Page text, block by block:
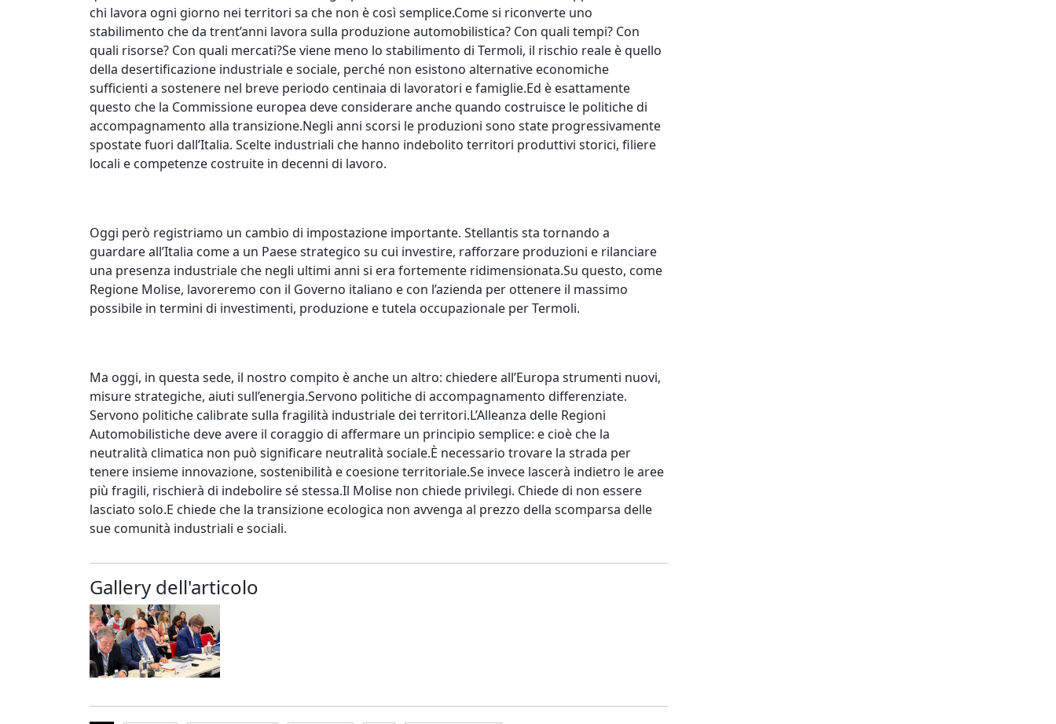
chi lavora ogni giorno nei territori sa che non è così semplice.Come si riconverte uno
stabilimento che da trent’anni lavora sulla produzione automobilistica? Con quali tempi? Con
quali risorse? Con quali mercati?Se viene meno lo stabilimento di Termoli, il rischio reale è quello
della desertificazione industriale e sociale, perché non esistono alternative economiche
sufficienti a sostenere nel breve periodo centinaia di lavoratori e famiglie.Ed è esattamente
questo che la Commissione europea deve considerare anche quando costruisce le politiche di
accompagnamento alla transizione.Negli anni scorsi le produzioni sono state progressivamente
spostate fuori dall’Italia. Scelte industriali che hanno indebolito territori produttivi storici, filiere
locali e competenze costruite in decenni di lavoro.
Oggi però registriamo un cambio di impostazione importante. Stellantis sta tornando a
guardare all’Italia come a un Paese strategico su cui investire, rafforzare produzioni e rilanciare
una presenza industriale che negli ultimi anni si era fortemente ridimensionata.Su questo, come
Regione Molise, lavoreremo con il Governo italiano e con l’azienda per ottenere il massimo
possibile in termini di investimenti, produzione e tutela occupazionale per Termoli.
Ma oggi, in questa sede, il nostro compito è anche un altro: chiedere all’Europa strumenti nuovi,
misure strategiche, aiuti sull’energia.Servono politiche di accompagnamento differenziate.
Servono politiche calibrate sulla fragilità industriale dei territori.L’Alleanza delle Regioni
Automobilistiche deve avere il coraggio di affermare un principio semplice: e cioè che la
neutralità climatica non può significare neutralità sociale.È necessario trovare la strada per
tenere insieme innovazione, sostenibilità e coesione territoriale.Se invece lascerà indietro le aree
più fragili, rischierà di indebolire sé stessa.Il Molise non chiede privilegi. Chiede di non essere
lasciato solo.E chiede che la transizione ecologica non avvenga al prezzo della scomparsa delle
sue comunità industriali e sociali.
Gallery dell'articolo